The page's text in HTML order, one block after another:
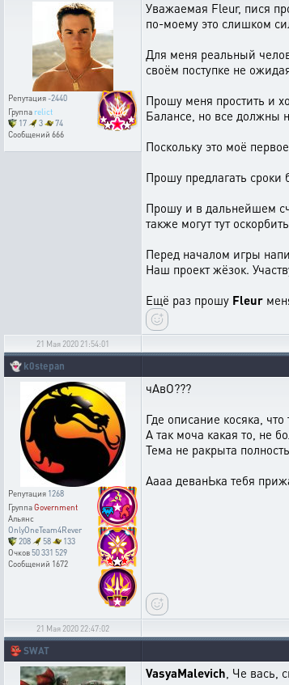
Репутация-2440
Группа relict
17
3
74
Сообщений 666
Уважаемая Fleur, пися
по-моему это слишком
Для меня реальный
своём поступке не
Прошу меня простить и
Балансе, но все должны
Поскольку это моё
Прошу предлагать
Прошу и в дальнейшем
также могут тут
Перед началом игры
Наш проект жёзок.
Ещё раз прошу Fleur
21 Мая 2020 21:54:01
👻 k0stepan
Репутация 1268
ГруппаGovernment
Альянс
OnlyOneTeam4Rever
208
58
133
Очков 50 331 529
Сообщений 1672
чАвО???
Где описание косяка,
А так моча какая то, не
Тема не ракрыта
Аааа деванЬка тебя
21 Мая 2020 22:47:02
👺 SWAT
VasyaMalevich, Че вась,